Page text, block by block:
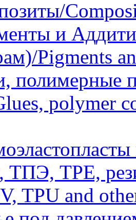
и
Pigments
polymer
ТПЭ, TPE,
TPU and